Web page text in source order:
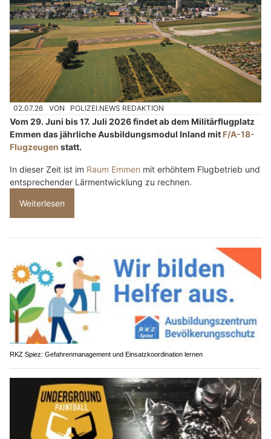
02.07.26 VON POLIZEI.NEWS REDAKTION
Vom 29. Juni bis 17. Juli 2026 findet ab dem Militärflugplatz
Emmen das jährliche Ausbildungsmodul Inland mit F/A-18-
Flugzeugen statt.
In dieser Zeit ist im Raum Emmen mit erhöhtem Flugbetrieb und
entsprechender Lärmentwicklung zu rechnen.
Weiterlesen
RKZ Spiez: Gefahrenmanagement und Einsatzkoordination lernen